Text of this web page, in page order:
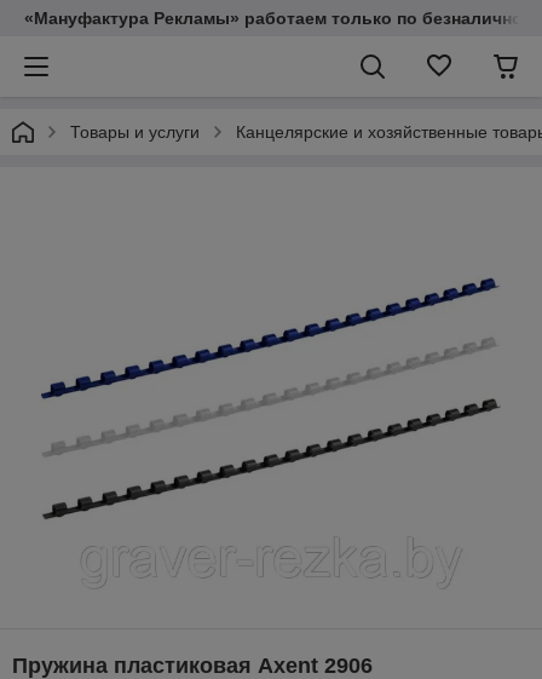
«Мануфактура Рекламы» работаем только по
Товары и услуги Канцелярские и хозяйственные
Пружина пластиковая Axent 2906